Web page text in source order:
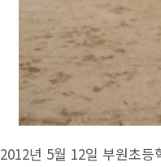
2012년 5월 12일 부원초등